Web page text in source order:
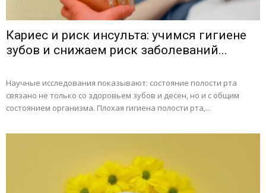
Кариес и риск инсульта: учимся гигиене
зубов и снижаем риск заболеваний...
Научные исследования показывают: состояние полости рта
связано не только со здоровьем зубов и десен, но и с общим
состоянием организма. Плохая гигиена полости рта,...